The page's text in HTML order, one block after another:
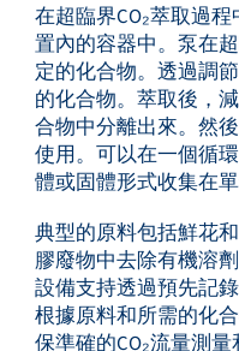
在超臨界CO₂萃取過
置內的容器中。泵在
定的化合物。透過調
的化合物。萃取後，
合物中分離出來。然
使用。可以在一個循
體或固體形式收集在單
典型的原料包括鮮花
膠廢物中去除有機溶劑
設備支持透過預先記
根據原料和所需的化
保準確的CO₂流量測